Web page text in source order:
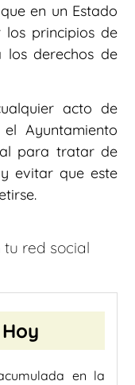
en un Estado
los principios de
derechos de
acto de
Ayuntamiento
para tratar de
evitar que este
red social
en la